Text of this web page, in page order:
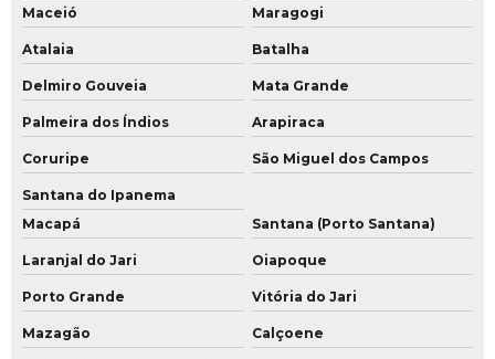
Maceió
Maragogi
Atalaia Batalha
Delmiro Gouveia Mata Grande
Palmeira dos Índios Arapiraca
Coruripe São Miguel dos Campos
Santana do Ipanema
Macapá
Santana (Porto Santana)
Laranjal do Jari Oiapoque
Porto Grande Vitória do Jari
Mazagão Calçoene